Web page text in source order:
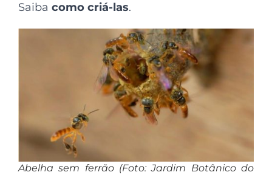
Saiba como criá-las.
Abelha sem ferrão (Foto: Jardim Botânico do